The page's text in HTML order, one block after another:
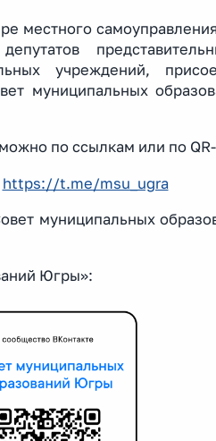
местного
учреждений,
муниципальных
по ссылкам или по
https://t.me/msu_ugra
муниципальных
Югры»: